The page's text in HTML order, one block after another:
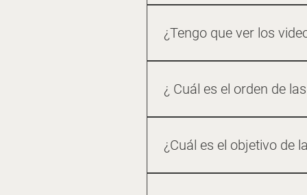
65cm 1.80m 75cm
¿Tengo que ver los
¿ Cuál es el orden de
dominado entrar al trimestre
¿Cuál es el objetivo de